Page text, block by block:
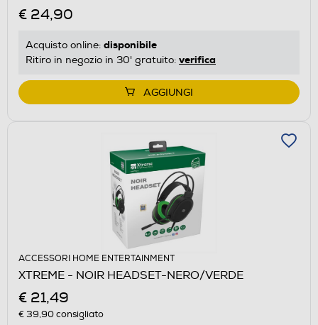
€ 24,90
Acquisto online: disponibile
Ritiro in negozio in 30' gratuito: verifica
AGGIUNGI
ACCESSORI HOME ENTERTAINMENT
XTREME - NOIR HEADSET-NERO/VERDE
€ 21,49
€ 39,90consigliato